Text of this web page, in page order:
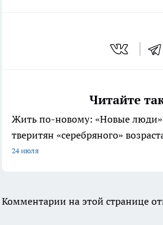
Читайте
Жить по-новому: «Новые люди»
тверитян «серебряного»
24 июля
Комментарии на этой странице